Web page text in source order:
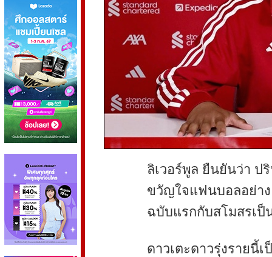
ลิเวอร์พูล ยืนยันว่า ป
ขวัญใจแฟนบอลอย่า
ฉบับแรกกับสโมสรเป็
ดาวเตะดาวรุ่งรายนี้